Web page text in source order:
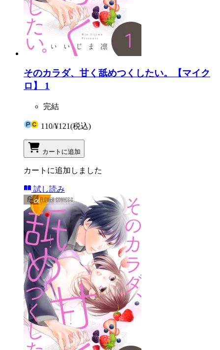
そのカラダ、甘く舐めつくしたい。【マイク
ロ】 1
完結
110/¥121(税込)
カートに追加
カートに追加しました
試し読み